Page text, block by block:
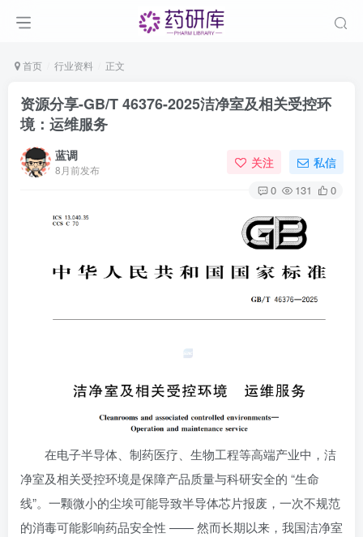
首页 行业资料 正文
资源分享-GB/T 46376-2025洁净室及相关受控环
境：运维服务
蓝调
8月前发布 关注 私信
0 131 0
在电子半导体、制药医疗、生物工程等高端产业中，洁
净室及相关受控环境是保障产品质量与科研安全的 “生命
线”。一颗微小的尘埃可能导致半导体芯片报废，一次不规范
的消毒可能影响药品安全性 —— 然而长期以来，我国洁净室